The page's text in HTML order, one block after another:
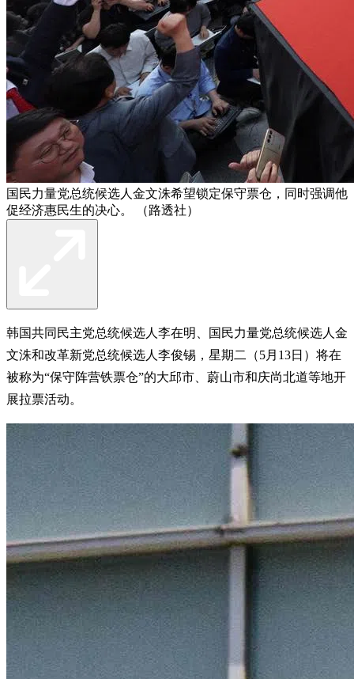
国民力量党总统候选人金文洙希望锁定保守票仓，同时强调他
促经济惠民生的决心。 （路透社）
韩国共同民主党总统候选人李在明、国民力量党总统候选人金
文洙和改革新党总统候选人李俊锡，星期二（5月13日）将在
被称为“保守阵营铁票仓”的大邱市、蔚山市和庆尚北道等地开
展拉票活动。